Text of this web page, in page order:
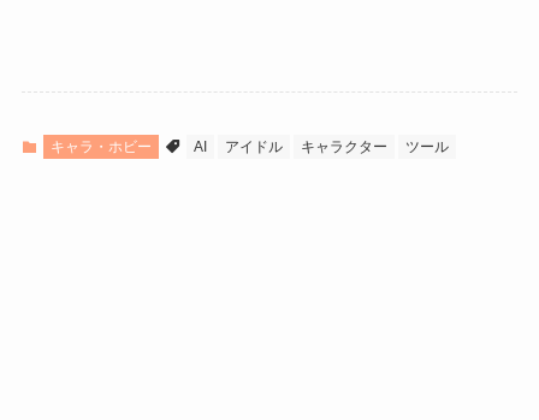
キャラ・ホビー AI アイドル キャラクター ツール